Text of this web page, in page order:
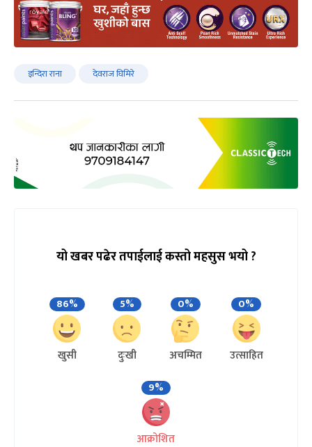
इन्दिरा राना देवराज घिमिरे
यो खबर पढेर तपाईलाई कस्तो महसुस भयो ?
86%
खुसी
5%
दुःखी
0%
अचम्मित
0%
उत्साहित
9%
आक्रोशित